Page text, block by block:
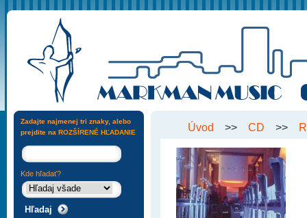
Úvod >> CD >>
Zadajte najmenej tri znaky, alebo
prejdite na ROZŠÍRENÉ HĽADANIE
Kde hľadať?